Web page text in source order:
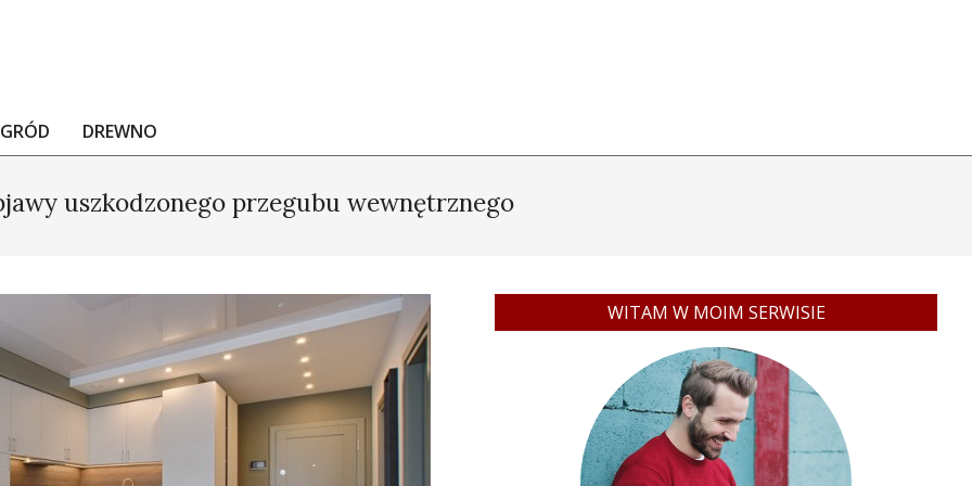
DREWNO
uszkodzonego przegubu wewnętrznego
WITAM W MOIM SERWISIE